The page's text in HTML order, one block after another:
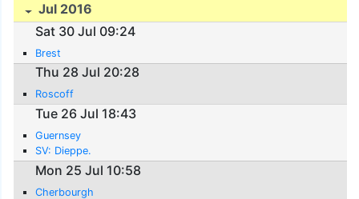
Jul 2016
Sat 30 Jul 09:24
Brest
Thu 28 Jul 20:28
Roscoff
Tue 26 Jul 18:43
Guernsey
SV: Dieppe.
Mon 25 Jul 10:58
Cherbourgh